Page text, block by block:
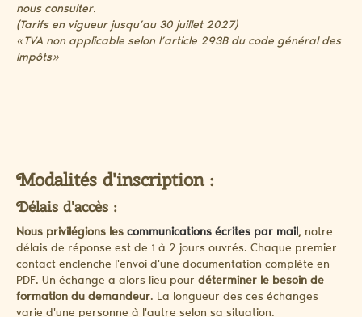
nous consulter.
(Tarifs en vigueur jusqu’au 30 juillet 2027)
«TVA non applicable selon l’article 293B du code général des
Impôts»
Modalités d'inscription :
Délais d'accès :
Nous privilégions les communications écrites par mail, notre
délais de réponse est de 1 à 2 jours ouvrés. Chaque premier
contact enclenche l'envoi d'une documentation complète en
PDF. Un échange a alors lieu pour déterminer le besoin de
formation du demandeur. La longueur des ces échanges
varie d'une personne à l'autre selon sa situation.